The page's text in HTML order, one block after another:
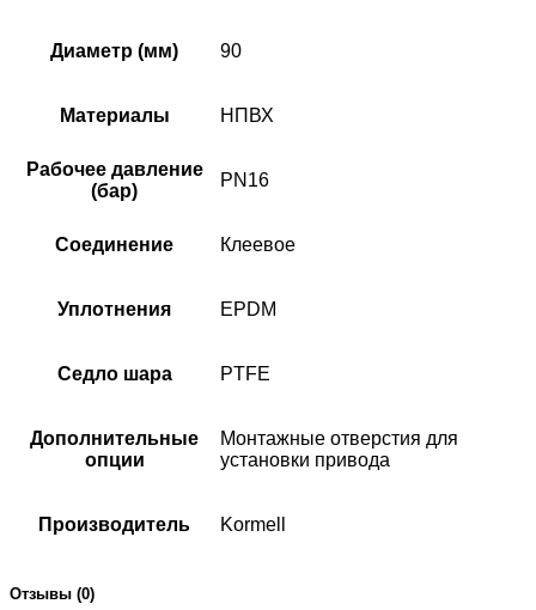
Диаметр (мм) 90
Материалы НПВХ
Рабочее давление
(бар)
PN16
Соединение Клеевое
Уплотнения EPDM
Седло шара PTFE
Дополнительные
опции
Монтажные отверстия для
установки привода
Производитель Kormell
Отзывы (0)